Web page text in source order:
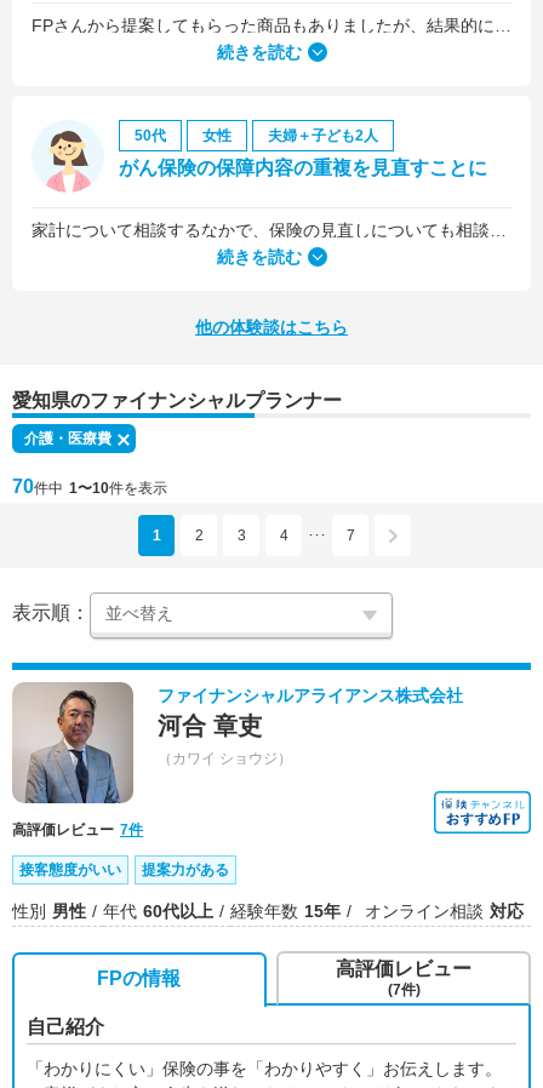
続きを読む
50代 女性 夫婦＋子ども2人
がん保険の保障内容の重複を見直すことに
続きを読む
他の体験談はこちら
愛知県のファイナンシャルプランナー
介護・医療費
70件中 1〜10件を表示
1 2 3 4 ･･･ 7
表示順：
ファイナンシャルアライアンス株式会社
河合 章吏
（カワイ ショウジ）
高評価レビュー 7件
接客態度がいい 提案力がある
性別 男性 年代 60代以上 経験年数 15年 オンライン相談 対応
FPの情報
自己紹介
「わかりにくい」保険の事を「わかりやすく」お伝えします。
高評価レビュー
(7件)